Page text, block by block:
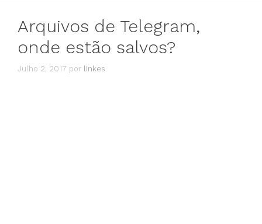
Arquivos de Telegram,
onde estão salvos?
Julho 2, 2017 por linkes